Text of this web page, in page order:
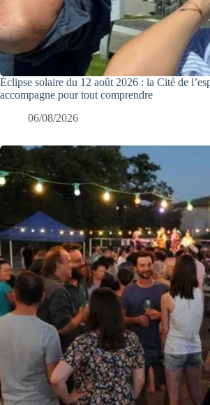
Éclipse solaire du 12 août 2026 : la Cité de
accompagne pour tout comprendre
06/08/2026